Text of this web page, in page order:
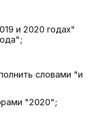
и 2020 годах"
словами "и
"2020";